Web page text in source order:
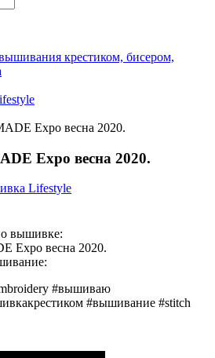
крестиком, бисером,
Expo весна 2020.
Expo весна 2020.
Lifestyle
вышивке:
#вышиваю
#вышивание #stitch